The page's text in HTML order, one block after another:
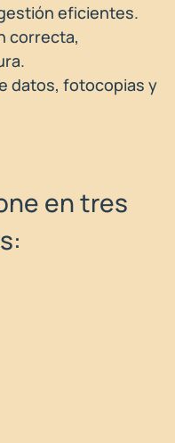
eficientes.
correcta,
datos, fotocopias y
en tres